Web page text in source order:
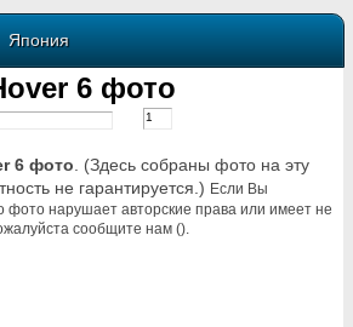
Япония
6 фото
6 фото . (Здесь собраны фото на эту
не гарантируется.) Если Вы
фото нарушает авторские права или имеет не
сообщите нам ().